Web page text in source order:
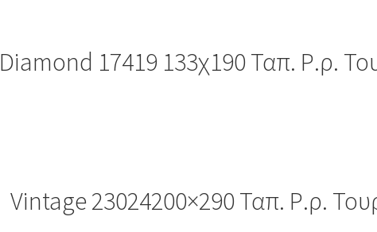
Diamond 17419 133χ190 Ταπ. Ρ.ρ.
Vintage 23024200×290 Ταπ. Ρ.ρ.